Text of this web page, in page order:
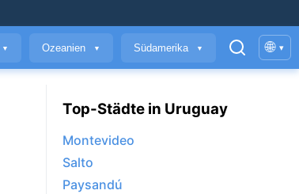
▼ Ozeanien ▼ Südamerika ▼ 🌐 ▾
Top-Städte in Uruguay
Montevideo
Salto
Paysandú